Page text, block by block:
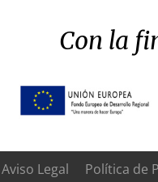
Con la
Aviso Legal Política de